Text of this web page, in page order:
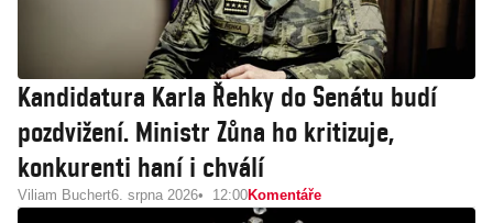
Kandidatura Karla Řehky do Senátu budí
pozdvižení. Ministr Zůna ho kritizuje,
konkurenti haní i chválí
Viliam Buchert6. srpna 2026 12:00Komentáře